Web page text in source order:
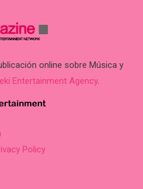
online sobre Música y
Entertainment Agency.
Policy